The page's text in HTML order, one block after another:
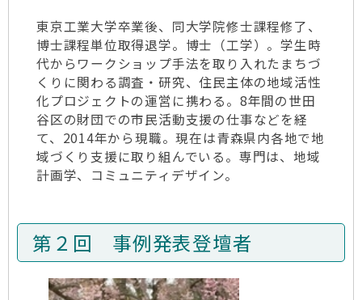
東京工業大学卒業後、同大学院修士課程修了、
博士課程単位取得退学。博士（工学）。学生時
代からワークショップ手法を取り入れたまちづ
くりに関わる調査・研究、住民主体の地域活性
化プロジェクトの運営に携わる。8年間の世田
谷区の財団での市民活動支援の仕事などを経
て、2014年から現職。現在は青森県内各地で地
域づくり支援に取り組んでいる。専門は、地域
計画学、コミュニティデザイン。
第２回 事例発表登壇者